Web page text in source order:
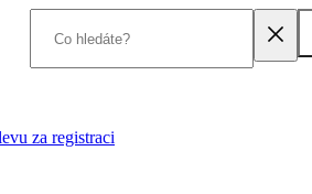
za registraci